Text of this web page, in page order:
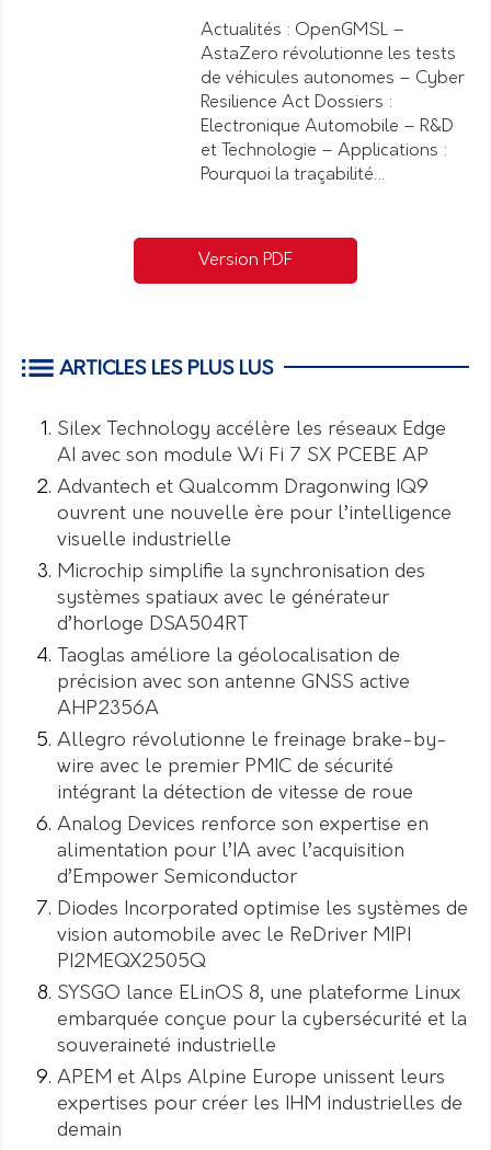
Actualités : OpenGMSL –
AstaZero révolutionne les tests
de véhicules autonomes – Cyber
Resilience Act Dossiers :
Electronique Automobile – R&D
et Technologie – Applications :
Pourquoi la traçabilité…
Version PDF
ARTICLES LES PLUS LUS
Silex Technology accélère les réseaux Edge
AI avec son module Wi Fi 7 SX PCEBE AP
Advantech et Qualcomm Dragonwing IQ9
ouvrent une nouvelle ère pour l’intelligence
visuelle industrielle
Microchip simplifie la synchronisation des
systèmes spatiaux avec le générateur
d’horloge DSA504RT
Taoglas améliore la géolocalisation de
précision avec son antenne GNSS active
AHP2356A
Allegro révolutionne le freinage brake-by-
wire avec le premier PMIC de sécurité
intégrant la détection de vitesse de roue
Analog Devices renforce son expertise en
alimentation pour l’IA avec l’acquisition
d’Empower Semiconductor
Diodes Incorporated optimise les systèmes de
vision automobile avec le ReDriver MIPI
PI2MEQX2505Q
SYSGO lance ELinOS 8, une plateforme Linux
embarquée conçue pour la cybersécurité et la
souveraineté industrielle
APEM et Alps Alpine Europe unissent leurs
expertises pour créer les IHM industrielles de
demain